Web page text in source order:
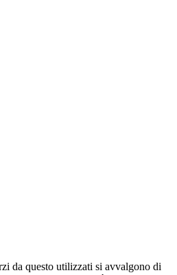
da questo utilizzati si avvalgono di